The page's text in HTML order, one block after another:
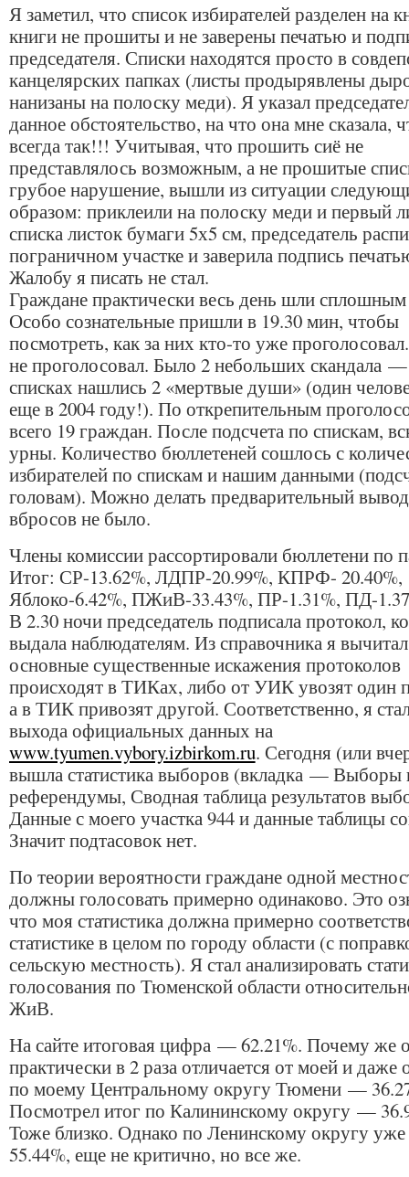
Я заметил, что список избирателей разделен на
книги не прошиты и не заверены печатью и
председателя. Списки находятся просто в
канцелярских папках (листы продырявлены
нанизаны на полоску меди). Я указал
данное обстоятельство, на что она мне сказала,
всегда так!!! Учитывая, что прошить сиё не
представлялось возможным, а не прошитые
грубое нарушение, вышли из ситуации
образом: приклеили на полоску меди и первый
списка листок бумаги 5х5 см, председатель
пограничном участке и заверила подпись
Жалобу я писать не стал.
Граждане практически весь день шли
Особо сознательные пришли в 19.30 мин, чтобы
посмотреть, как за них кто-то уже
не проголосовал. Было 2 небольших скандала
списках нашлись 2 «мертвые души» (один
еще в 2004 году!). По открепительным
всего 19 граждан. После подсчета по спискам,
урны. Количество бюллетеней сошлось с
избирателей по спискам и нашим данными
головам). Можно делать предварительный
вбросов не было.
Члены комиссии рассортировали бюллетени по
Итог: СР-13.62%, ЛДПР-20.99%, КПРФ- 20.40%,
Яблоко-6.42%, ПЖиВ-33.43%, ПР-1.31%, ПД-
В 2.30 ночи председатель подписала протокол,
выдала наблюдателям. Из справочника я
основные существенные искажения протоколов
происходят в ТИКах, либо от УИК увозят один
а в ТИК привозят другой. Соответственно, я
выхода официальных данных на
www.tyumen.vybory.izbirkom.ru. Сегодня (или
вышла статистика выборов (вкладка — Выборы
референдумы, Сводная таблица результатов
Данные с моего участка 944 и данные таблицы
Значит подтасовок нет.
По теории вероятности граждане одной
должны голосовать примерно одинаково. Это
что моя статистика должна примерно
статистике в целом по городу области (с
сельскую местность). Я стал анализировать
голосования по Тюменской области
ЖиВ.
На сайте итоговая цифра — 62.21%. Почему же
практически в 2 раза отличается от моей и даже
по моему Центральному округу Тюмени —
Посмотрел итог по Калининскому округу —
Тоже близко. Однако по Ленинскому округу
55.44%, еще не критично, но все же.